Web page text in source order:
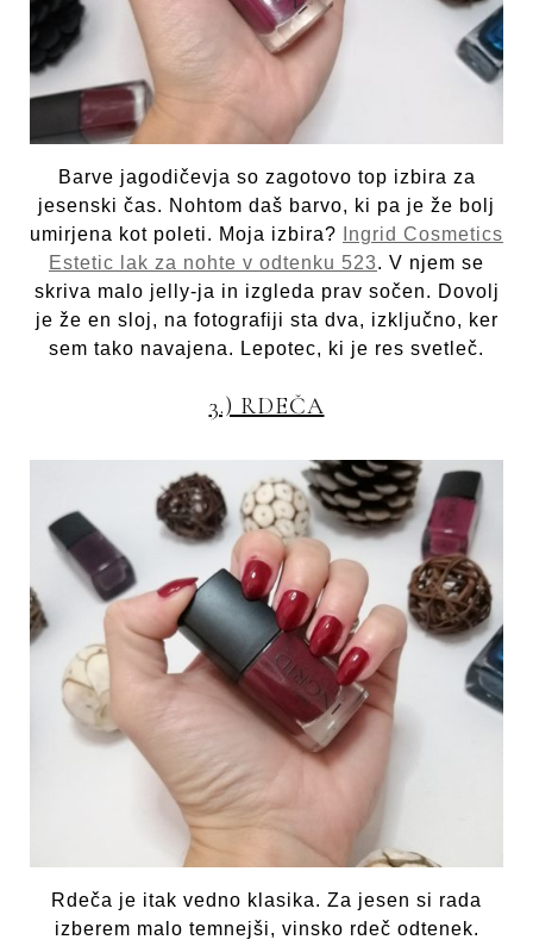
Barve jagodičevja so zagotovo top izbira za
jesenski čas. Nohtom daš barvo, ki pa je že bolj
umirjena kot poleti. Moja izbira?
Ingrid Cosmetics
Estetic lak za nohte v odtenku 523. V njem se
skriva malo jelly-ja in izgleda prav sočen. Dovolj
je že en sloj, na fotografiji sta dva, izključno, ker
sem tako navajena. Lepotec, ki je res svetleč.
3.) RDEČA
Rdeča je itak vedno klasika. Za jesen si rada
izberem malo temnejši, vinsko rdeč odtenek.